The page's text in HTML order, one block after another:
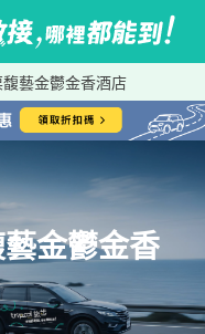
藝金鬱金香酒店
金鬱金香